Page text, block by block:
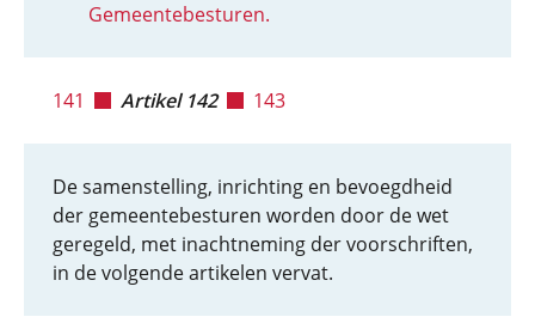
Gemeentebesturen.
141 Artikel 142 143
De samenstelling, inrichting en bevoegdheid
der gemeentebesturen worden door de wet
geregeld, met inachtneming der voorschriften,
in de volgende artikelen vervat.